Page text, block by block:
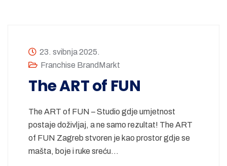
23. svibnja 2025.
Franchise BrandMarkt
The ART of FUN
The ART of FUN – Studio gdje umjetnost
postaje doživljaj, a ne samo rezultat! The ART
of FUN Zagreb stvoren je kao prostor gdje se
mašta, boje i ruke sreću…